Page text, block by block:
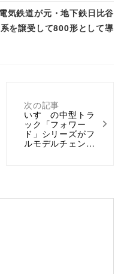
次の記事
いすゞの中型トラ
ック「フォワー
ド」シリーズがフ
ルモデルチェン…
気鉄道が元・地下鉄日比谷
を譲受して800形として導